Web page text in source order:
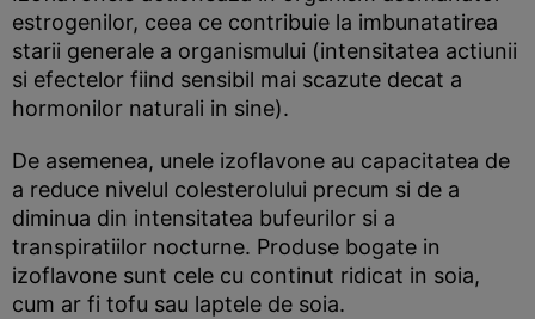
estrogenilor, ceea ce contribuie la imbunatatirea
starii generale a organismului (intensitatea actiunii
si efectelor fiind sensibil mai scazute decat a
hormonilor naturali in sine).
De asemenea, unele izoflavone au capacitatea de
a reduce nivelul colesterolului precum si de a
diminua din intensitatea bufeurilor si a
transpiratiilor nocturne. Produse bogate in
izoflavone sunt cele cu continut ridicat in soia,
cum ar fi tofu sau laptele de soia.